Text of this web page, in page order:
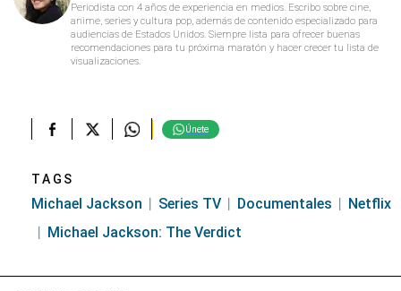
Periodista con 4 años de experiencia en medios. Escribo sobre cine,
anime, series y cultura pop, además de contenido especializado para
audiencias de Estados Unidos. Siempre lista para ofrecer buenas
recomendaciones para tu próxima maratón y hacer crecer tu lista de
visualizaciones.
Únete
TAGS
Michael Jackson Series TV Documentales
Netflix
Michael Jackson: The Verdict